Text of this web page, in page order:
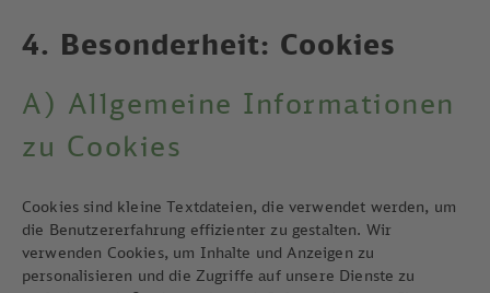
4. Besonderheit: Cookies
A) Allgemeine Informationen
zu Cookies
Cookies sind kleine Textdateien, die verwendet werden, um
die Benutzererfahrung effizienter zu gestalten. Wir
verwenden Cookies, um Inhalte und Anzeigen zu
personalisieren und die Zugriffe auf unsere Dienste zu